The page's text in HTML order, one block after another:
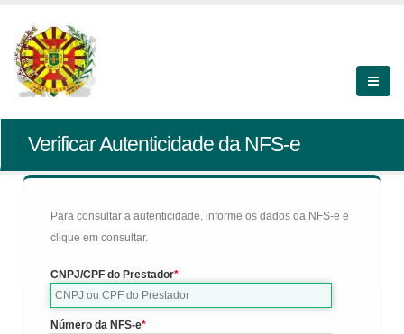
Verificar Autenticidade da NFS-e
Para consultar a autenticidade, informe os dados da NFS-e e
clique em consultar.
CNPJ/CPF do Prestador
Número da NFS-e